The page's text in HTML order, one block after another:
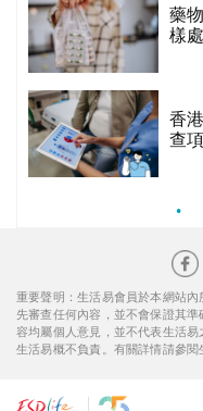
藥
樣
香
查
重要聲明：生活易會員於本網站
先審查任何內容，並不會保證其
容均屬個人意見，並不代表生活
生活易概不負責。有關詳情請參閱